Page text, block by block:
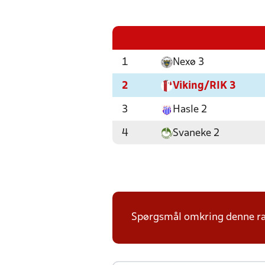
1 Nexø 3
2 Viking/RIK 3
3 Hasle 2
4 Svaneke 2
Spørgsmål omkring denne